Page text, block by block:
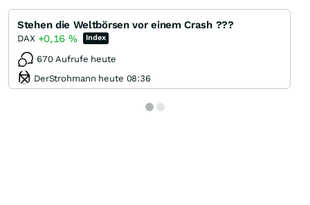
Stehen die Weltbörsen vor einem Crash ???
DAX +0,16 % Index
670 Aufrufe heute
DerStrohmann heute 08:36